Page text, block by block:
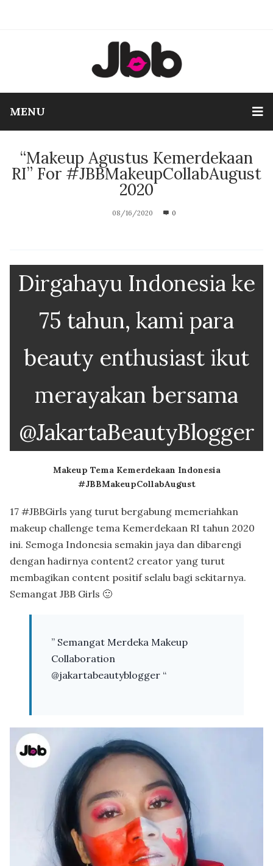
MENU
“Makeup Agustus Kemerdekaan
RI” For #JBBMakeupCollabAugust
2020
08/16/2020 0
Dirgahayu Indonesia ke
75 tahun, kami para
beauty enthusiast ikut
merayakan bersama
@JakartaBeautyBlogger
Makeup Tema Kemerdekaan Indonesia
#JBBMakeupCollabAugust
17 #JBBGirls yang turut bergabung memeriahkan
makeup challenge tema Kemerdekaan RI tahun 2020
ini. Semoga Indonesia semakin jaya dan dibarengi
dengan hadirnya content2 creator yang turut
membagikan content positif selalu bagi sekitarnya.
Semangat JBB Girls 🙂
” Semangat Merdeka Makeup
Collaboration
@jakartabeautyblogger “